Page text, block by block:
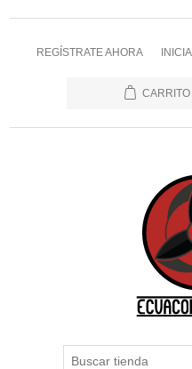
REGÍSTRATE AHORA